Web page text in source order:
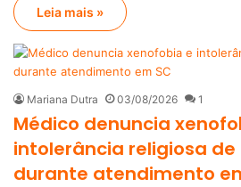
Leia mais »
Mariana Dutra 03/08/2026 1
Médico denuncia
intolerância religiosa
durante atendimento